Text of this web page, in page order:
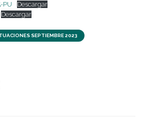
PU
Descargar
Descargar
SEPTIEMBRE 2023